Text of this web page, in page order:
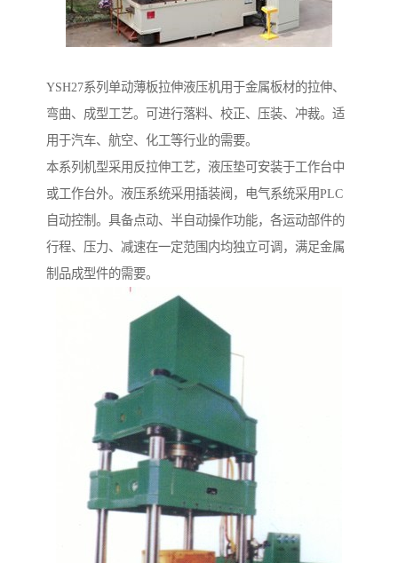
YSH27系列单动薄板拉伸液压机用于金属板材的拉伸、
弯曲、成型工艺。可进行落料、校正、压装、冲裁。适
用于汽车、航空、化工等行业的需要。
本系列机型采用反拉伸工艺，液压垫可安装于工作台中
或工作台外。液压系统采用插装阀，电气系统采用PLC
自动控制。具备点动、半自动操作功能，各运动部件的
行程、压力、减速在一定范围内均独立可调，满足金属
制品成型件的需要。